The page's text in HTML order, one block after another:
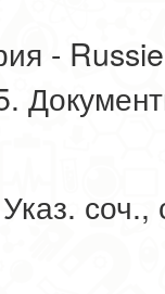
-
Указ. соч.,